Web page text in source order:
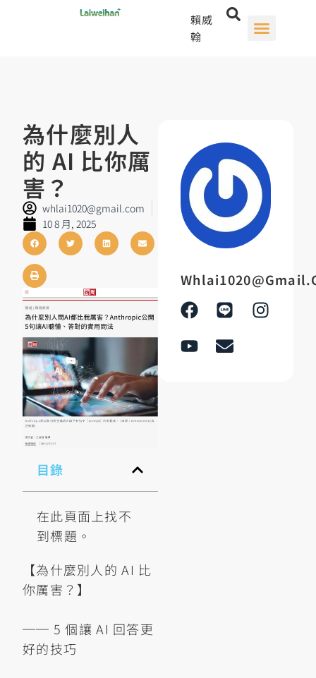
賴威
翰
為什麼別人
的 AI 比你厲
害？
whlai1020@gmail.com
10 8 月, 2025
目錄
在此頁面上找不
到標題。
【為什麼別人的 AI 比
你厲害？】
── 5 個讓 AI 回答更
好的技巧